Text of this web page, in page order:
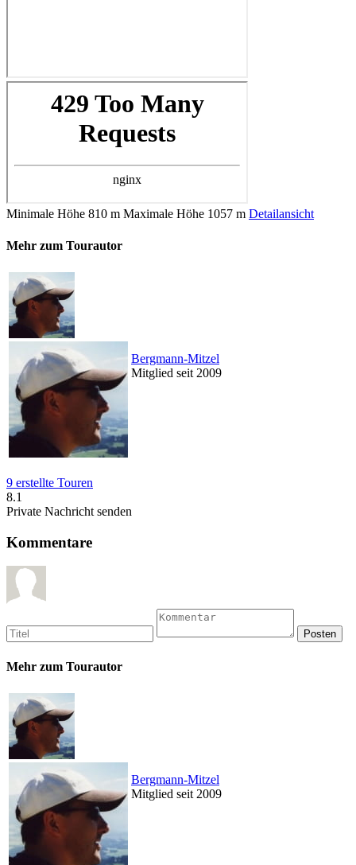
Minimale Höhe 810 m Maximale Höhe 1057 m Detailansicht
Mehr zum Tourautor
Bergmann-Mitzel
Mitglied seit 2009
9 erstellte Touren
8.1
Private Nachricht senden
Kommentare
Mehr zum Tourautor
Bergmann-Mitzel
Mitglied seit 2009